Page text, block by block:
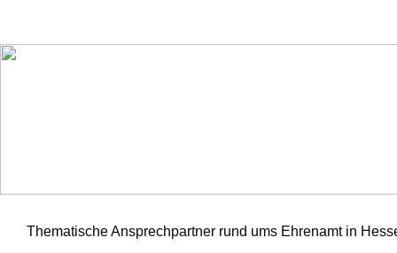
Thematische Ansprechpartner rund ums Ehrenamt in